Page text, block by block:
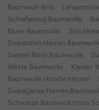
Baumwoll-BHs
Schlafanzug Baumwolle
Bluse Baumwolle
Sweatshirt Herren
Damen Body Baumwolle
Weste Baumwolle
Kleider
Baumwolle Hoodie Herren
Sweatjacke Herren
Schwarze Baumwoll Hose